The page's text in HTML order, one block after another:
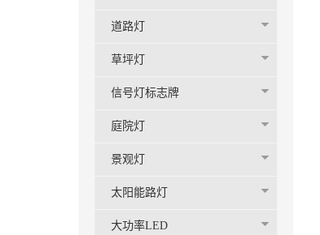
道路灯
草坪灯
信号灯标志牌
庭院灯
景观灯
太阳能路灯
大功率LED